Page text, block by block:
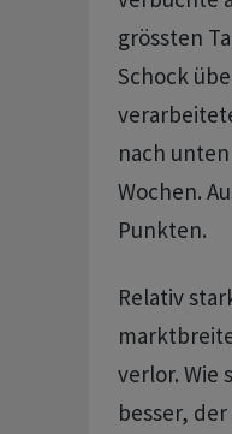
grössten
Schock
nach
Wochen.
Punkten.
Relativ
verlor. Wie
besser,